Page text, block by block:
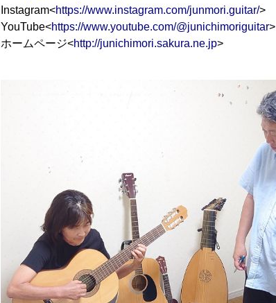
Instagram<https://www.instagram.com/junmori.guitar/>
YouTube<https://www.youtube.com/@junichimoriguitar>
ホームページ<http://junichimori.sakura.ne.jp>